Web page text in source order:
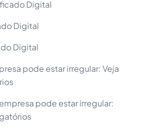
Digital
Digital
Digital
pode estar irregular: Veja
pode estar irregular: